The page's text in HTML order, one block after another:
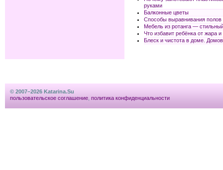
руками
Балконные цветы
Способы выравнивания полов
Мебель из ротанга —
Что избавит ребёнка от жара и
Блеск и чистота в доме.
© 2007–2026 Katarina.Su
пользовательское соглашение политика конфиденциальности